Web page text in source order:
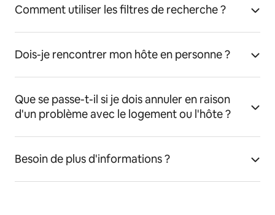
Comment utiliser les filtres de recherche ?
Dois-je rencontrer mon hôte en personne ?
Que se passe-t-il si je dois annuler en raison
d'un problème avec le logement ou l'hôte ?
Besoin de plus d'informations ?